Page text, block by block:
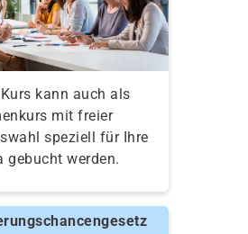
kann auch als
mit freier
speziell für Ihre
gebucht werden.